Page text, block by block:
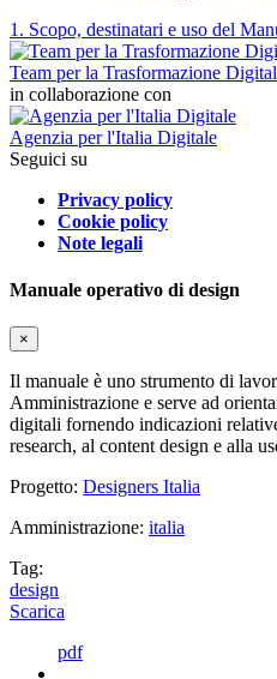
1. Scopo, destinatari e uso del
Team per la Trasformazione
in collaborazione con
Agenzia per l'Italia Digitale
Seguici su
Privacy policy
Cookie policy
Note legali
Manuale operativo di design
×
Il manuale è uno strumento di
Amministrazione e serve ad
digitali fornendo indicazioni
research, al content design e alla
Progetto: Designers Italia
Amministrazione: italia
Tag:
design
Scarica
pdf